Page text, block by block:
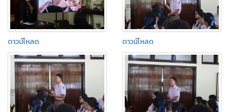
ดาวน์โหลด ดาวน์โหลด